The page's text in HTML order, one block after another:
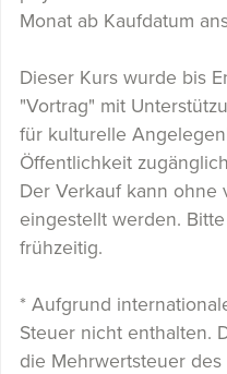
Monat ab Kaufdatum
Dieser Kurs wurde bis
"Vortrag" mit
für kulturelle
Öffentlichkeit
Der Verkauf kann
eingestellt werden.
frühzeitig.
* Aufgrund
Steuer nicht enthalten.
die Mehrwertsteuer